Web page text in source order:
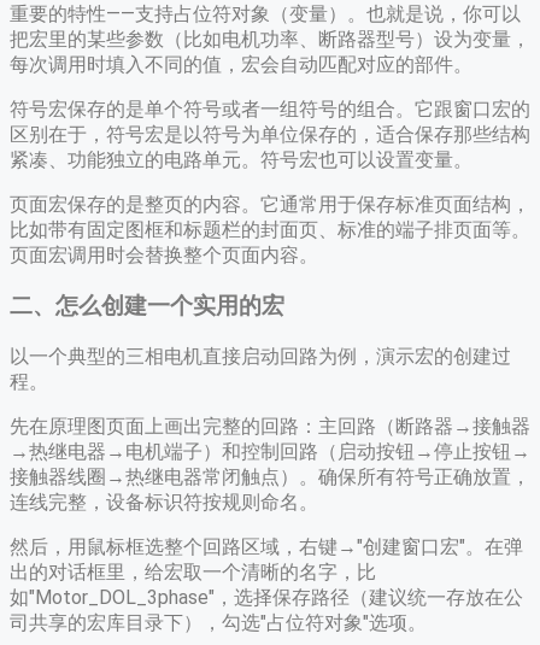
重要的特性——支持占位符对象（变量）。也就是说，你可以
把宏里的某些参数（比如电机功率、断路器型号）设为变量，
每次调用时填入不同的值，宏会自动匹配对应的部件。
符号宏保存的是单个符号或者一组符号的组合。它跟窗口宏的
区别在于，符号宏是以符号为单位保存的，适合保存那些结构
紧凑、功能独立的电路单元。符号宏也可以设置变量。
页面宏保存的是整页的内容。它通常用于保存标准页面结构，
比如带有固定图框和标题栏的封面页、标准的端子排页面等。
页面宏调用时会替换整个页面内容。
二、怎么创建一个实用的宏
以一个典型的三相电机直接启动回路为例，演示宏的创建过
程。
先在原理图页面上画出完整的回路：主回路（断路器→接触器
→热继电器→电机端子）和控制回路（启动按钮→停止按钮→
接触器线圈→热继电器常闭触点）。确保所有符号正确放置，
连线完整，设备标识符按规则命名。
然后，用鼠标框选整个回路区域，右键→"创建窗口宏"。在弹
出的对话框里，给宏取一个清晰的名字，比
如"Motor_DOL_3phase"，选择保存路径（建议统一存放在公
司共享的宏库目录下），勾选"占位符对象"选项。